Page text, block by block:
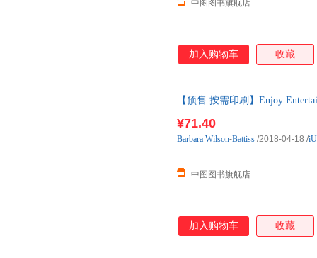
中图图书旗舰店
加入购物车 收藏
【预售 按需印刷】Enjoy
¥71.40
中图图书旗舰店
Barbara Wilson-Battiss /2018-04-18 /
加入购物车 收藏